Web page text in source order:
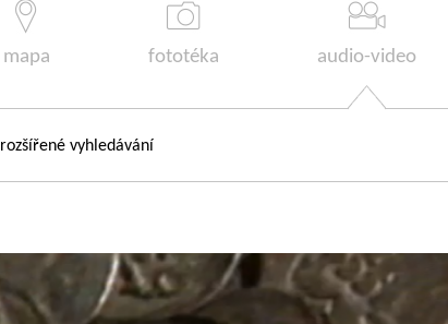
mapa fototéka audio-video
rozšířené vyhledávání